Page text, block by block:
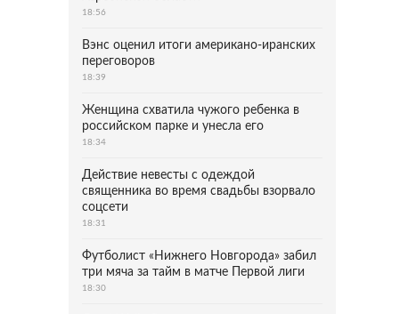
18:56
Вэнс оценил итоги американо-иранских
переговоров
18:39
Женщина схватила чужого ребенка в
российском парке и унесла его
18:34
Действие невесты с одеждой
священника во время свадьбы взорвало
соцсети
18:31
Футболист «Нижнего Новгорода» забил
три мяча за тайм в матче Первой лиги
18:30